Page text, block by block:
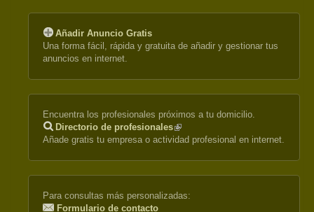
Añadir Anuncio Gratis
Una forma fácil, rápida y gratuita de añadir y gestionar tus
anuncios en internet.
Encuentra los profesionales próximos a tu domicilio.
Directorio de profesionales(link
is
Añade gratis tu empresa o actividad profesional en internet.
Para consultas más personalizadas:
Formulario de contacto